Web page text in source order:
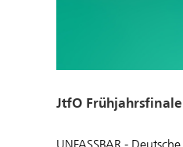
JtfO
UNFASSBAR -